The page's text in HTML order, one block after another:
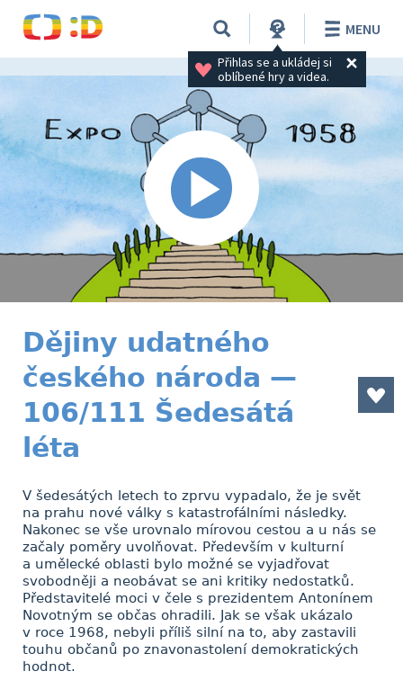
Přihlas se a ukládej si
oblíbené hry a videa.
MENU
Dějiny udatného
českého národa —
106/111 Šedesátá
léta
V šedesátých letech to zprvu vypadalo, že je svět
na prahu nové války s katastrofálními následky.
Nakonec se vše urovnalo mírovou cestou a u nás se
začaly poměry uvolňovat. Především v kulturní
a umělecké oblasti bylo možné se vyjadřovat
svobodněji a neobávat se ani kritiky nedostatků.
Představitelé moci v čele s prezidentem Antonínem
Novotným se občas ohradili. Jak se však ukázalo
v roce 1968, nebyli příliš silní na to, aby zastavili
touhu občanů po znavonastolení demokratických
hodnot.